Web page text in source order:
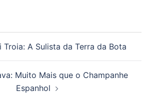
Troia: A Sulista da Terra da Bota
Muito Mais que o Champanhe
Espanhol